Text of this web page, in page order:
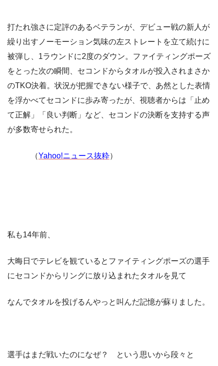
打たれ強さに定評のあるベテランが、デビュー戦の新人が
繰り出すノーモーション気味の左ストレートを立て続けに
被弾し、1ラウンドに2度のダウン。ファイティングポーズ
をとった次の瞬間、セコンドからタオルが投入されまさか
のTKO決着。状況が把握できない様子で、あ然とした表情
を浮かべてセコンドに歩み寄ったが、視聴者からは「止め
て正解」「良い判断」など、セコンドの決断を支持する声
が多数寄せられた。
（Yahoo!ニュース抜粋）
私も14年前、
大晦日でテレビを観ているとファイティングポーズの選手
にセコンドからリングに放り込まれたタオルを見て
なんでタオルを投げるんやっと叫んだ記憶が蘇りました。
選手はまだ戦いたのになぜ？ という思いから段々と